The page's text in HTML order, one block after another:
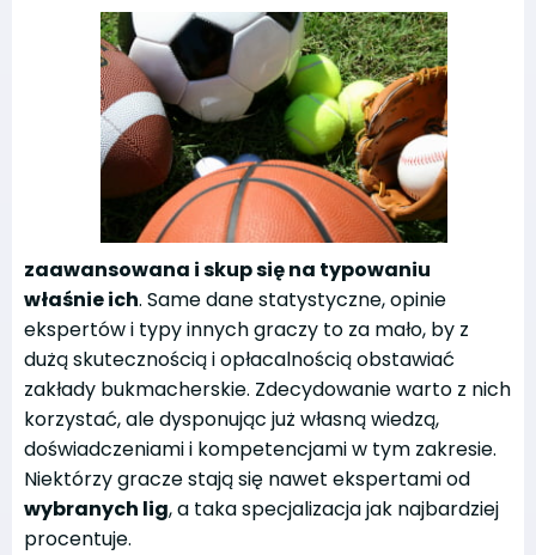
zaawansowana i skup się na typowaniu
właśnie ich. Same dane statystyczne, opinie
ekspertów i typy innych graczy to za mało, by z
dużą skutecznością i opłacalnością obstawiać
zakłady bukmacherskie. Zdecydowanie warto z nich
korzystać, ale dysponując już własną wiedzą,
doświadczeniami i kompetencjami w tym zakresie.
Niektórzy gracze stają się nawet ekspertami od
wybranych lig, a taka specjalizacja jak najbardziej
procentuje.